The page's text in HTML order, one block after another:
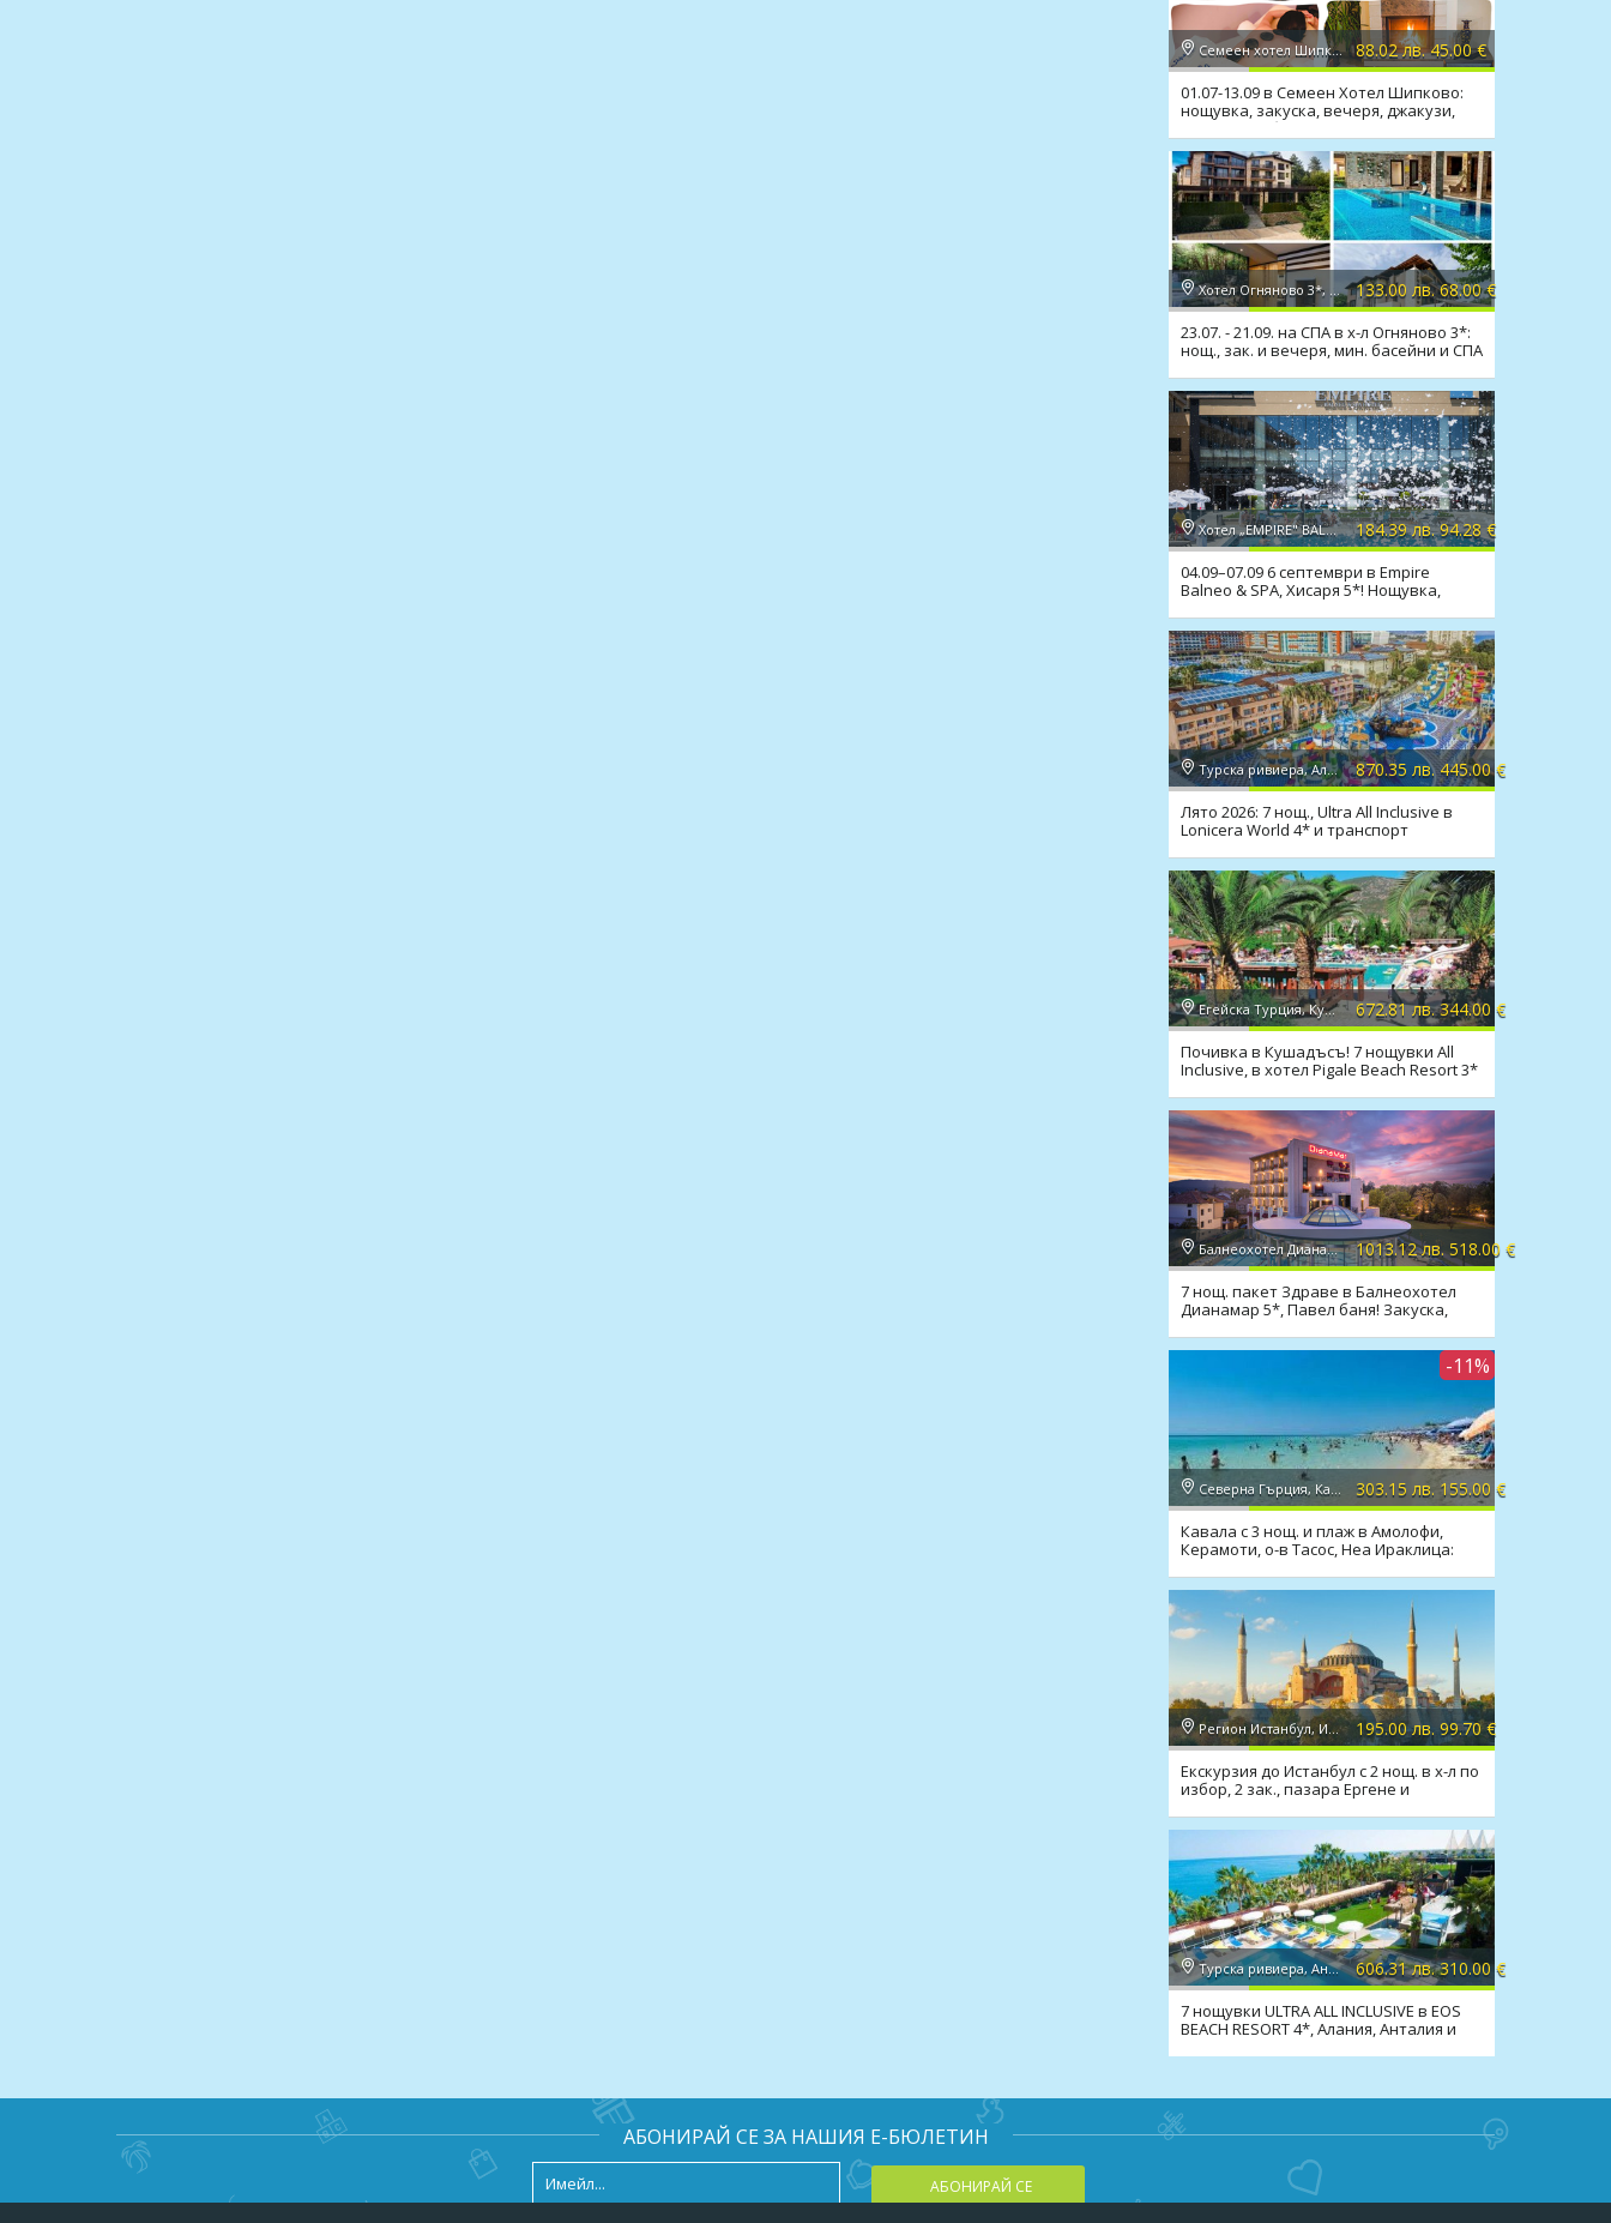
Семеен хотел Шипково 3*, с. Шипково 88.02 лв. 45.00 €
01.07-13.09 в Семеен Хотел Шипково:
нощувка, закуска, вечеря, джакузи,
сауна, мин. басейн
Хотел Огняново 3*, Огняново 133.00 лв. 68.00 €
23.07. - 21.09. на СПА в х-л Огняново 3*:
нощ., зак. и вечеря, мин. басейни и СПА
Хотел „EMPIRE" BALNEO & SPA 5*, Хисаря 184.39 лв. 94.28 €
04.09–07.09 6 септември в Empire
Balneo & SPA, Хисаря 5*! Нощувка,
Турска ривиера, Алания 870.35 лв. 445.00 €
Лято 2026: 7 нощ., Ultra All Inclusive в
Lonicera World 4* и транспорт
Егейска Турция, Кушадасъ 672.81 лв. 344.00 €
Почивка в Кушадъсъ! 7 нощувки All
Inclusive, в хотел Pigale Beach Resort 3*
Балнеохотел Дианамар 5*, Павел баня 1013.12 лв. 518.00 €
7 нощ. пакет Здраве в Балнеохотел
Дианамар 5*, Павел баня! Закуска,
-11%
Северна Гърция, Кавала 303.15 лв. 155.00 €
Кавала с 3 нощ. и плаж в Амолофи,
Керамоти, о-в Тасос, Неа Ираклица:
Регион Истанбул, Истанбул 195.00 лв. 99.70 €
Екскурзия до Истанбул с 2 нощ. в х-л по
избор, 2 зак., пазара Ергене и
Турска ривиера, Анталия 606.31 лв. 310.00 €
7 нощувки ULTRA ALL INCLUSIVE в EOS
BEACH RESORT 4*, Алания, Анталия и
АБОНИРАЙ СЕ ЗА НАШИЯ Е-БЮЛЕТИН
АБОНИРАЙ СЕ